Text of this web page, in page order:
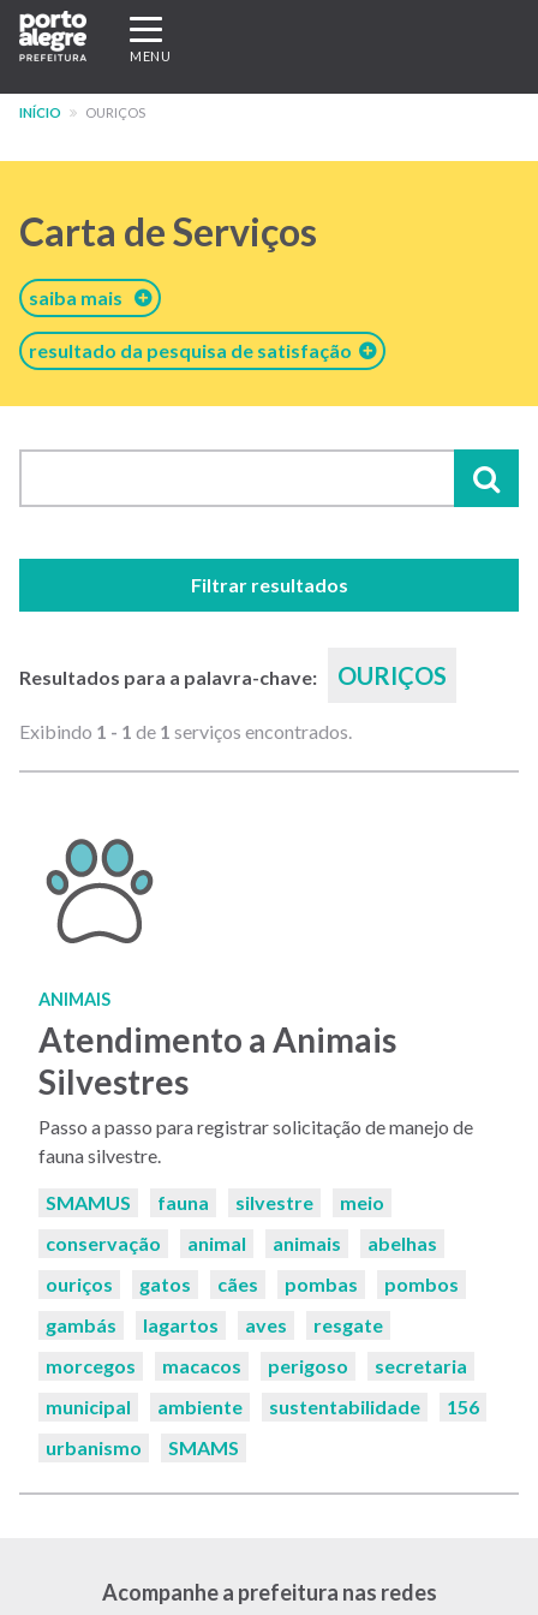
Pular
para
conteúdo
Expandir/recolher
navegação
MENU
INÍCIO OURIÇOS
Carta de Serviços
saiba mais
resultado da pesquisa de satisfação
Filtrar resultados
Resultados para a palavra-chave: OURIÇOS
Exibindo 1 - 1 de 1 serviços encontrados.
ANIMAIS
Atendimento a Animais
Silvestres
Passo a passo para registrar solicitação de manejo de
fauna silvestre.
Palavras-
SMAMUS fauna silvestre
meio
conservação
animal animais
abelhas
ouriços
gatos cães pombas
pombos
gambás
lagartos aves
resgate
morcegos
macacos perigoso
secretaria
municipal
ambiente sustentabilidade
156
urbanismo
SMAMS
Acompanhe a prefeitura nas redes